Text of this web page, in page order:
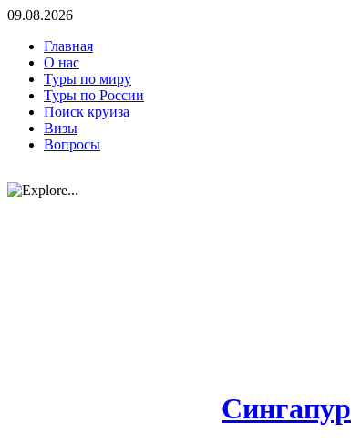
09.08.2026
Главная
О нас
Туры по миру
Туры по России
Поиск круиза
Визы
Вопросы
Сингапур